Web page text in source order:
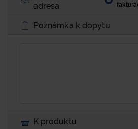
adresa
Poznámka k dopytu
K produktu